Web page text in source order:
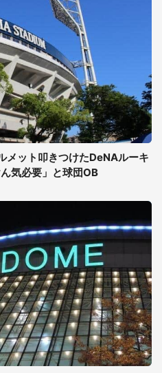
メット叩きつけたDeNAルーキ
気必要」と球団OB